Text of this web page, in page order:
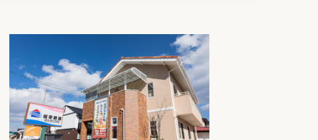
自然素材
家族の変化
クセル